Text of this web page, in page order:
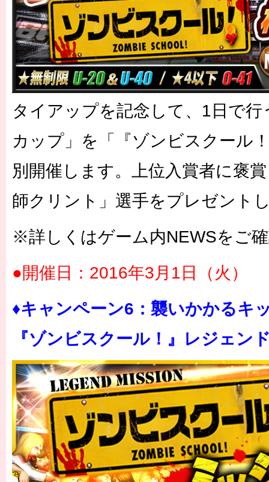
タイアップを記念して、1日で
カップ」を「『ゾンビスクール
別開催します。上位入賞者に褒
師クリント」選手をプレゼント
※詳しくはゲーム内NEWSをご
●開催日：2016年3月1日（火）
♦キャンペーン6：襲いかかるキ
『ゾンビスクール！』レジェン